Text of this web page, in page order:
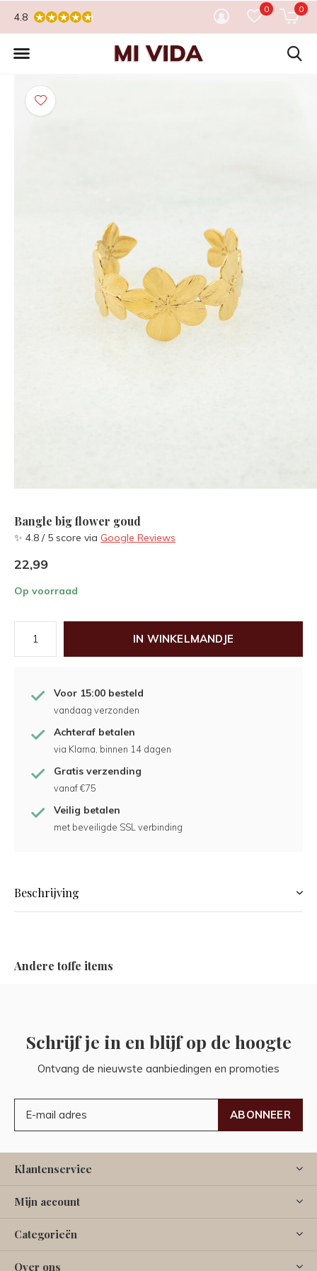
0 0
4.8
Bangle big flower goud
✨ 4.8 / 5 score via Google Reviews
22,99
Op voorraad
IN WINKELMANDJE
Voor 15:00 besteld
vandaag verzonden
Achteraf betalen
via Klarna, binnen 14 dagen
Gratis verzending
vanaf €75
Veilig betalen
met beveiligde SSL verbinding
Beschrijving
Andere toffe items
Schrijf je in en blijf op de hoogte
Ontvang de nieuwste aanbiedingen en promoties
ABONNEER
Klantenservice
Mijn account
Categorieën
Over ons